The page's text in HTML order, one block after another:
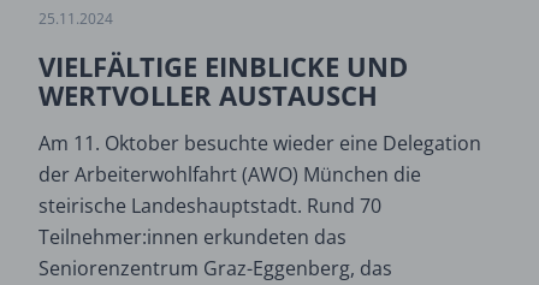
25.11.2024
VIELFÄLTIGE EINBLICKE UND
WERTVOLLER AUSTAUSCH
Am 11. Oktober besuchte wieder eine Delegation
der Arbeiterwohlfahrt (AWO) München die
steirische Landeshauptstadt. Rund 70
Teilnehmer:innen erkundeten das
Seniorenzentrum Graz-Eggenberg, das